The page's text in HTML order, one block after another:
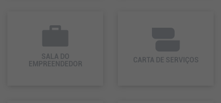
SALA DO
EMPREENDEDOR
CARTA DE SERVIÇOS